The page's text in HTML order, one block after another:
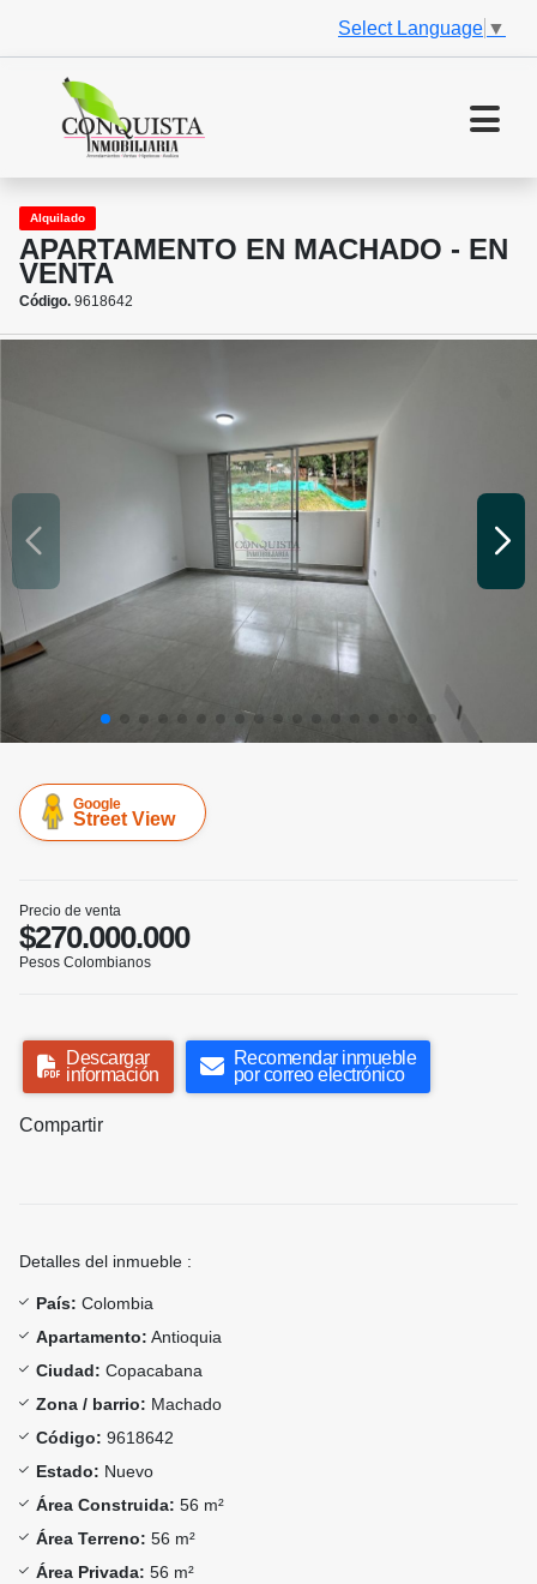
Select Language ▼
Alquilado
APARTAMENTO EN MACHADO - EN
VENTA
Código. 9618642
Google
Street View
Precio de venta
$270.000.000
Pesos Colombianos
Descargar
información
Recomendar inmueble
por correo electrónico
Compartir
Detalles del inmueble :
País: Colombia
Apartamento: Antioquia
Ciudad: Copacabana
Zona / barrio: Machado
Código: 9618642
Estado: Nuevo
Área Construida: 56 m²
Área Terreno: 56 m²
Área Privada: 56 m²